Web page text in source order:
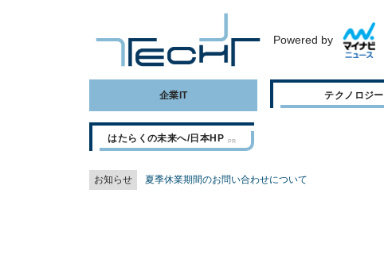
Powered by
企業IT テクノロジー
はたらくの未来へ/日本HP
お知らせ 夏季休業期間のお問い合わせについて